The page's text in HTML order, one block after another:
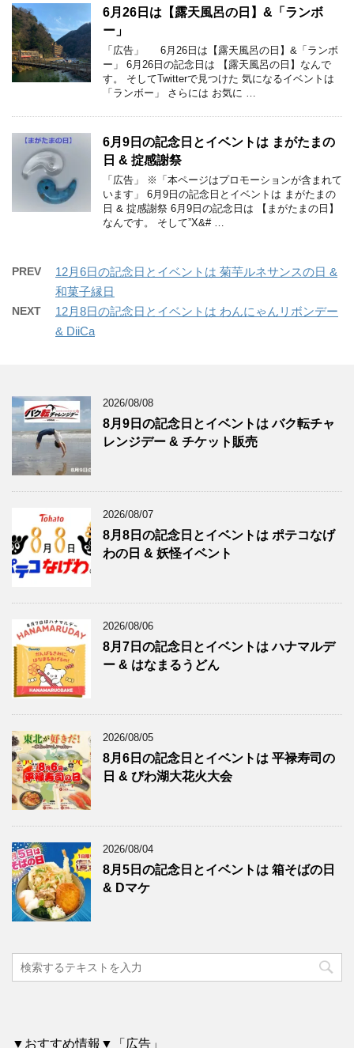
6月26日は【露天風呂の日】&「ランボ
ー」
「広告」 6月26日は【露天風呂の日】&「ランボ
ー」 6月26日の記念日は 【露天風呂の日】なんで
す。 そしてTwitterで見つけた 気になるイベントは
「ランボー」 さらには お気に …
6月9日の記念日とイベントは まがたまの
日 & 掟感謝祭
「広告」 ※「本ページはプロモーションが含まれて
います」 6月9日の記念日とイベントは まがたまの
日 & 掟感謝祭 6月9日の記念日は 【まがたまの日】
なんです。 そして”X&# …
PREV
12月6日の記念日とイベントは 菊芋ルネサンスの日 &
和菓子縁日
NEXT
12月8日の記念日とイベントは わんにゃんリボンデー
& DiiCa
2026/08/08
8月9日の記念日とイベントは バク転チャ
レンジデー & チケット販売
2026/08/07
8月8日の記念日とイベントは ポテコなげ
わの日 & 妖怪イベント
2026/08/06
8月7日の記念日とイベントは ハナマルデ
ー & はなまるうどん
2026/08/05
8月6日の記念日とイベントは 平禄寿司の
日 & びわ湖大花火大会
2026/08/04
8月5日の記念日とイベントは 箱そばの日
& Dマケ
▼おすすめ情報▼「広告」